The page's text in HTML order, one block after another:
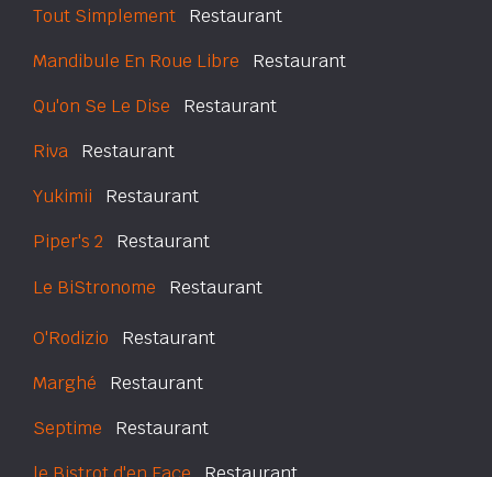
Tout Simplement Restaurant
Mandibule En Roue Libre Restaurant
Qu'on Se Le Dise Restaurant
Riva Restaurant
Yukimii Restaurant
Piper's 2 Restaurant
Le BiStronome Restaurant
O'Rodizio Restaurant
Marghé Restaurant
Septime Restaurant